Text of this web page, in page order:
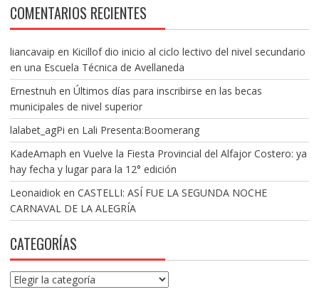
COMENTARIOS RECIENTES
liancavaip en Kicillof dio inicio al ciclo lectivo del nivel secundario
en una Escuela Técnica de Avellaneda
Ernestnuh en Últimos días para inscribirse en las becas
municipales de nivel superior
lalabet_agPi en Lali Presenta:Boomerang
KadeAmaph en Vuelve la Fiesta Provincial del Alfajor Costero: ya
hay fecha y lugar para la 12° edición
Leonaidioken CASTELLI: ASÍ FUE LA SEGUNDA NOCHE
CARNAVAL DE LA ALEGRÍA
CATEGORÍAS
Categorías